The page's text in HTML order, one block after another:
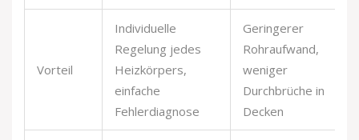
Vorteil
Individuelle
Regelung jedes
Heizkörpers,
einfache
Fehlerdiagnose
Geringerer
Rohraufwand,
weniger
Durchbrüche in
Decken